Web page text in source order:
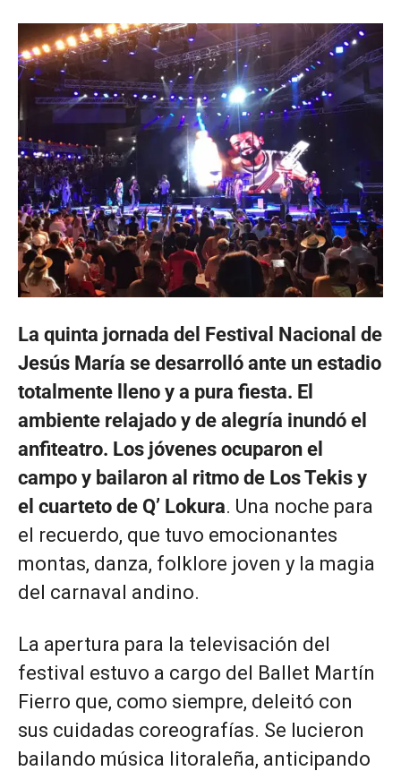
La quinta jornada del Festival Nacional de
Jesús María se desarrolló ante un estadio
totalmente lleno y a pura fiesta. El
ambiente relajado y de alegría inundó el
anfiteatro. Los jóvenes ocuparon el
campo y bailaron al ritmo de Los Tekis y
el cuarteto de Q’ Lokura. Una noche para
el recuerdo, que tuvo emocionantes
montas, danza, folklore joven y la magia
del carnaval andino.
La apertura para la televisación del
festival estuvo a cargo del Ballet Martín
Fierro que, como siempre, deleitó con
sus cuidadas coreografías. Se lucieron
bailando música litoraleña, anticipando